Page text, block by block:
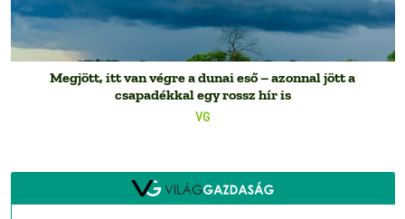
VG
Megjött, itt van végre a dunai eső – azonnal jött a
csapadékkal egy rossz hír is